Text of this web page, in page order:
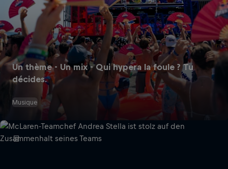
Un thème - Un mix - Qui hypera la foule ? Tu
décides.
Musique